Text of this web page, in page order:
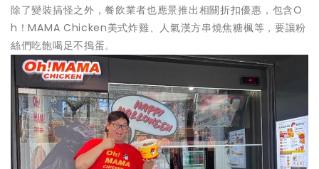
除了變裝搞怪之外，餐飲業者也應景推出相關折扣優惠，包含O
h！MAMA Chicken美式炸雞、人氣漢方串燒焦糖楓等，要讓粉
絲們吃飽喝足不搗蛋。